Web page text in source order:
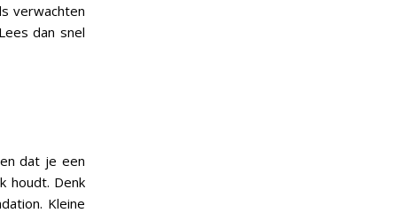
verwachten
dan snel
dat je een
houdt. Denk
Kleine